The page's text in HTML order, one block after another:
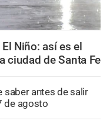
Niño: así es el
ciudad de Santa Fe
saber antes de salir
de agosto